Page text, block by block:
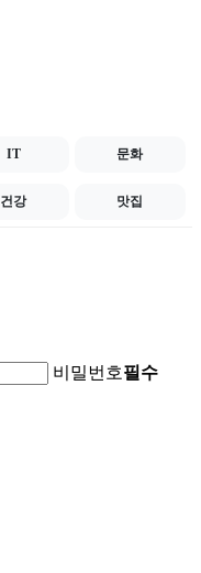
IT 문화
건강 맛집
비밀번호필수